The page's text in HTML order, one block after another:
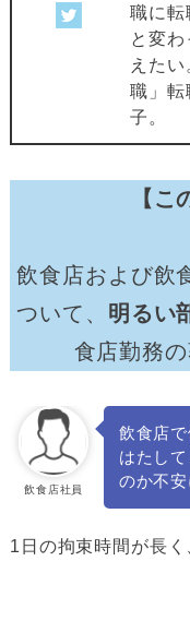
職に転
と変
えた
職」転
子。
【こ
飲食店および飲
ついて、 明るい
食店勤務
飲食店社員
飲食店
はたし
のか不安
1日の拘束時間が長く